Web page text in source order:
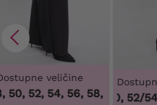
veličine
52, 54, 56, 58, 60, 62, 64,
48/50, 52/54,